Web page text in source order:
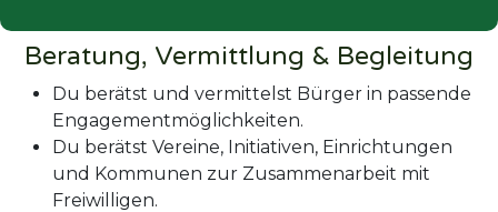
Beratung, Vermittlung & Begleitung
Du berätst und vermittelst Bürger in passende
Engagementmöglichkeiten.
Du berätst Vereine, Initiativen, Einrichtungen
und Kommunen zur Zusammenarbeit mit
Freiwilligen.